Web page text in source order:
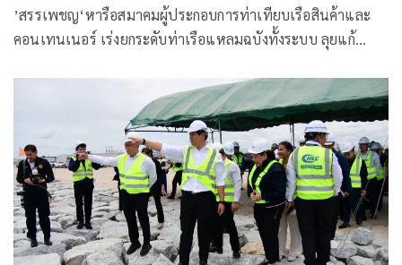
’สรรเพชญ‘หารือสมาคมผู้ประกอบการท่าเทียบเรือสินค้าและ
คอนเทนเนอร์ เร่งยกระดับท่าเรือแหลมฉบังทั้งระบบ ลุยแก้
หน้าท่าเรือ ส่งไทยสู่ท่าเรือมาตรฐานโลกฮับโลจิสติกส์ภูมิภาค